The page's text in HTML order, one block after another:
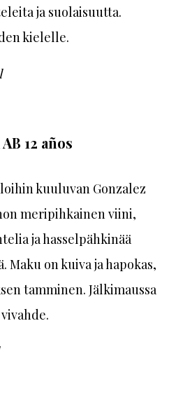
ja suolaisuutta.
kielelle.
12 años
kuuluvan Gonzalez
meripihkainen viini,
ja hasselpähkinää
on kuiva ja hapokas,
tamminen. Jälkimaussa